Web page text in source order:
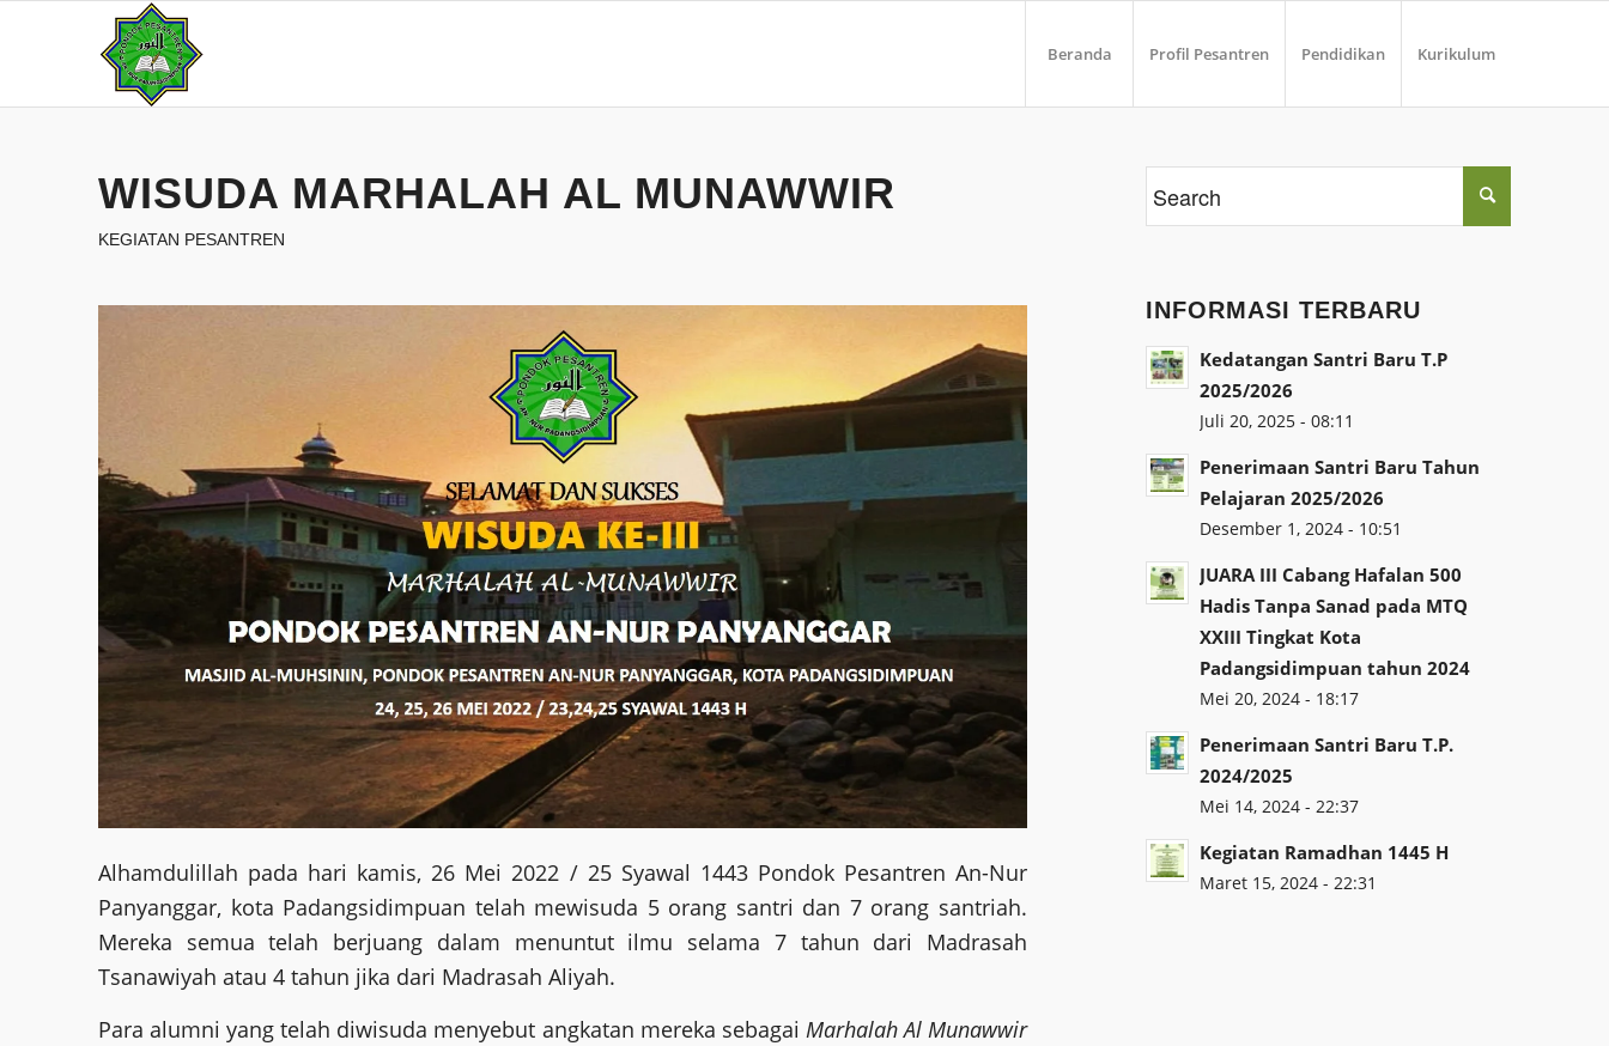
Beranda Profil Pesantren Pendidikan Kurikulum
WISUDA MARHALAH AL MUNAWWIR
KEGIATAN PESANTREN
Alhamdulillah pada hari kamis, 26 Mei 2022 / 25 Syawal 1443 Pondok Pesantren An-Nur
Panyanggar, kota Padangsidimpuan telah mewisuda 5 orang santri dan 7 orang santriah.
Mereka semua telah berjuang dalam menuntut ilmu selama 7 tahun dari Madrasah
Tsanawiyah atau 4 tahun jika dari Madrasah Aliyah.
Para alumni yang telah diwisuda menyebut angkatan mereka sebagai Marhalah Al Munawwir
INFORMASI TERBARU
Kedatangan Santri Baru T.P
2025/2026
Juli 20, 2025 - 08:11
Penerimaan Santri Baru Tahun
Pelajaran 2025/2026
Desember 1, 2024 - 10:51
JUARA III Cabang Hafalan 500
Hadis Tanpa Sanad pada MTQ
XXIII Tingkat Kota
Padangsidimpuan tahun 2024
Mei 20, 2024 - 18:17
Penerimaan Santri Baru T.P.
2024/2025
Mei 14, 2024 - 22:37
Kegiatan Ramadhan 1445 H
Maret 15, 2024 - 22:31